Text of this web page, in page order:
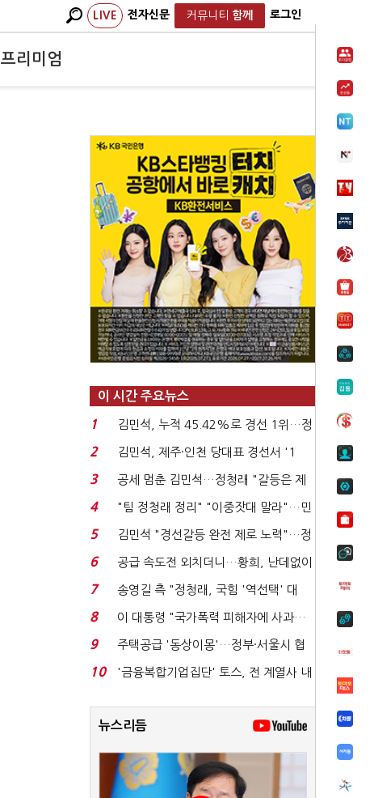
LIVE 전자신문 커뮤니티 함께 로그인
프리미엄
이 시간 주요뉴스
1
김민석, 누적 45.42%로 경선 1위…정
청래와 격차 0.86%p(...
2
김민석, 제주·인천 당대표 경선서 '1
위'(1보)...
3
공세 멈춘 김민석…정청래 "갈등은 제
가 수습"
4
"팀 정청래 정리" "이중잣대 말라"…민
주 최고위원 계파 다...
5
김민석 "경선갈등 완전 제로 노력"…정
청래 "반명 공세 사...
6
공급 속도전 외치더니…황희, 난데없이
'폐버스 리모델링...
7
송영길 측 "정청래, 국힘 '역선택' 대
상…민주당 대표로 총...
8
이 대통령 "국가폭력 피해자에 사과…
적극적 조사로 진...
9
주택공급 '동상이몽'…정부·서울시 협
력 없으면 '공수표'...
10
'금융복합기업집단' 토스, 전 계열사 내
뉴스리듬